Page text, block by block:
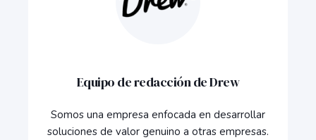
Equipo de redacción de Drew
Somos una empresa enfocada en desarrollar
soluciones de valor genuino a otras empresas.